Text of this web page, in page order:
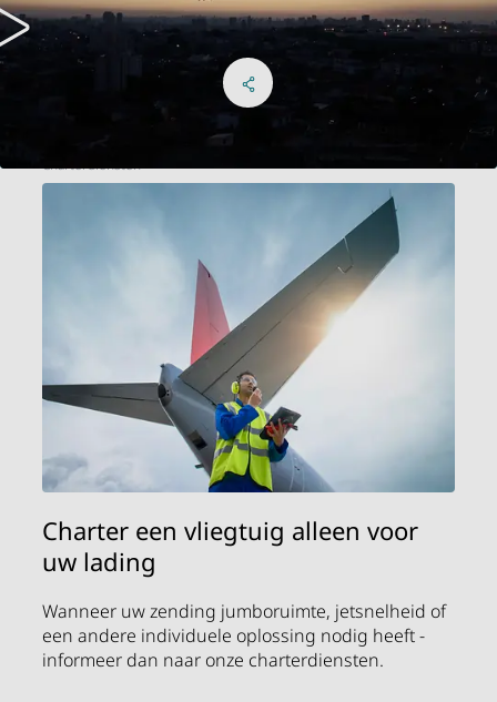
Menu sociale netwerken
Deel op FacebookDeel op LinkedIn
Charterdiensten
Charter een vliegtuig alleen voor
uw lading
Wanneer uw zending jumboruimte, jetsnelheid of
een andere individuele oplossing nodig heeft -
informeer dan naar onze charterdiensten.